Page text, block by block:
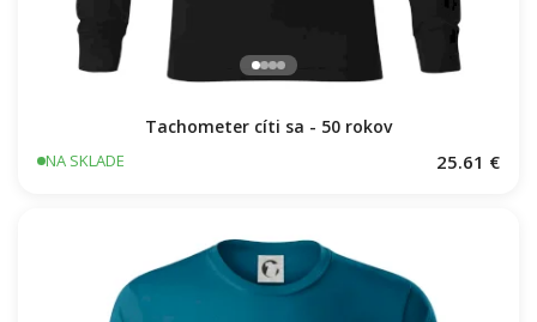
Tachometer cíti sa - 50 rokov
NA SKLADE 25.61 €